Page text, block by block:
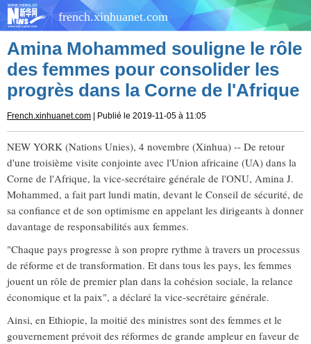
french.xinhuanet.com
Amina Mohammed souligne le rôle
des femmes pour consolider les
progrès dans la Corne de l'Afrique
French.xinhuanet.com | Publié le 2019-11-05 à 11:05
NEW YORK (Nations Unies), 4 novembre (Xinhua) -- De retour
d'une troisième visite conjointe avec l'Union africaine (UA) dans la
Corne de l'Afrique, la vice-secrétaire générale de l'ONU, Amina J.
Mohammed, a fait part lundi matin, devant le Conseil de sécurité, de
sa confiance et de son optimisme en appelant les dirigeants à donner
davantage de responsabilités aux femmes.
"Chaque pays progresse à son propre rythme à travers un processus
de réforme et de transformation. Et dans tous les pays, les femmes
jouent un rôle de premier plan dans la cohésion sociale, la relance
économique et la paix", a déclaré la vice-secrétaire générale.
Ainsi, en Ethiopie, la moitié des ministres sont des femmes et le
gouvernement prévoit des réformes de grande ampleur en faveur de